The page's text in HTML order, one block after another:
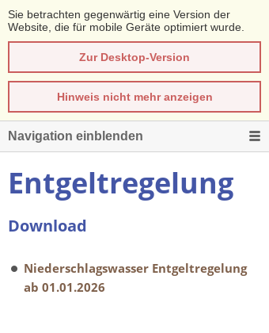
Sie betrachten gegenwärtig eine Version der
Website, die für mobile Geräte optimiert wurde.
Zur Desktop-Version
Hinweis nicht mehr anzeigen
Navigation einblenden
Entgeltregelung
Download
Niederschlagswasser Entgeltregelung
ab 01.01.2026